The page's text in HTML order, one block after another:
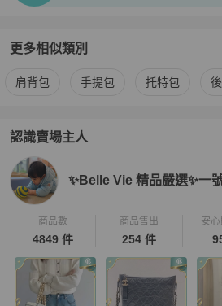
更多相似類別
更多MOYNAT 女包相似商品推薦
肩背包 手提包 托特包
認識賣場主人
PopChill 拍拍圈嚴選賣家 ✨Belle
✨Belle Vie 精品嚴選✨一
商品數
4849 件
商品售出
254 件
安